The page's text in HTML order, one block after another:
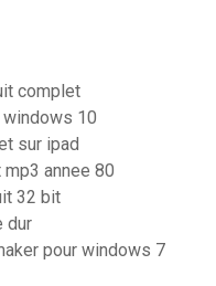
complet
10
sur ipad
annee 80
32 bit
dur
pour windows 7